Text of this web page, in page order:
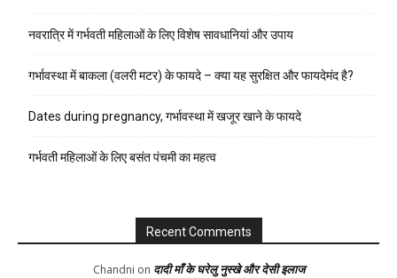
नवरात्रि में गर्भवती महिलाओं के लिए विशेष सावधानियां और उपाय
गर्भावस्था में बाकला (वलरी मटर) के फायदे – क्या यह सुरक्षित और फायदेमंद है?
Dates during pregnancy, गर्भावस्था में खजूर खाने के फायदे
गर्भवती महिलाओं के लिए बसंत पंचमी का महत्व
Recent Comments
Chandni on दादी माँ के घरेलु नुस्खे और देसी इलाज